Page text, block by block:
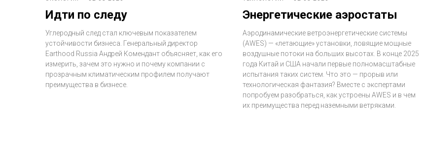
Идти по следу
Углеродный след стал ключевым показателем
устойчивости бизнеса. Генеральный директор
Earthood Russia Андрей Комендант объясняет, как его
измерить, зачем это нужно и почему компании с
прозрачным климатическим профилем получают
преимущества в бизнесе.
Энергетические аэростаты
Аэродинамические ветроэнергетические системы
(AWES) — «летающие» установки, ловящие мощные
воздушные потоки на больших высотах. В конце 2025
года Китай и США начали первые полномасштабные
испытания таких систем. Что это — прорыв или
технологическая фантазия? Вместе с экспертами
попробуем разобраться, как устроены AWES и в чем
их преимущества перед наземными ветряками.